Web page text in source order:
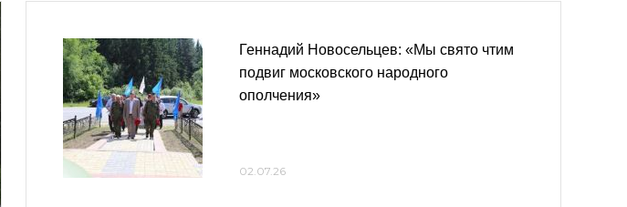
Геннадий Новосельцев: «Мы свято чтим
подвиг московского народного
ополчения»
02.07.26